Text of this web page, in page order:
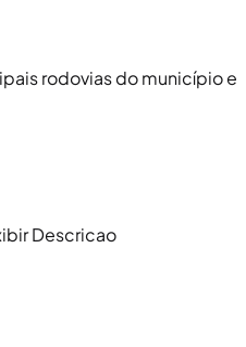
rodovias do município e
Descricao